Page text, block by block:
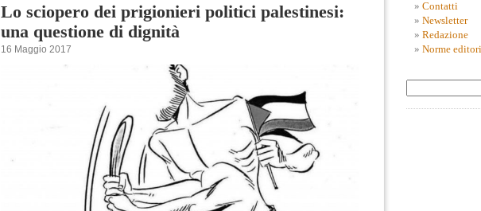
Lo sciopero dei prigionieri politici palestinesi:
una questione di dignità
16 Maggio 2017
Contatti
Newsletter
Redazione
Norme